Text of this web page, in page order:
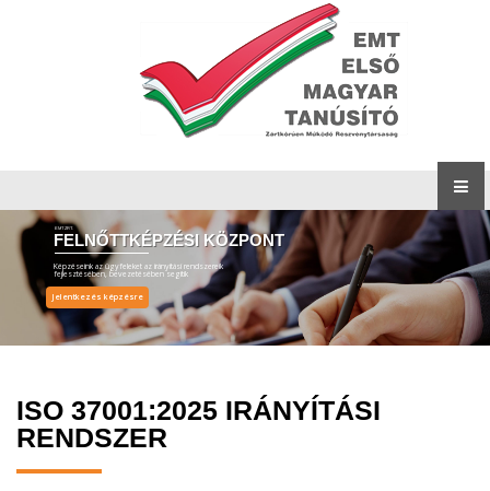
EMT ZRT.
Képzéseink az ügyfeleket az irányítási rendszereik
fejlesztésében, bevezetésében segítik
FELNŐTTKÉPZÉSI KÖZPONT
Jelentkezés képzésre
ISO 37001:2025 IRÁNYÍTÁSI
RENDSZER